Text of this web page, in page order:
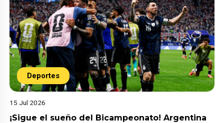
Deportes
15 Jul 2026
¡Sigue el sueño del Bicampeonato! Argentina